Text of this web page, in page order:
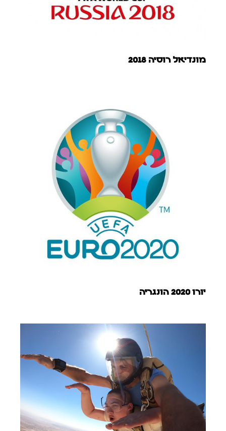
מונדיאל רוסיה 2018
יורו 2020 הונגריה